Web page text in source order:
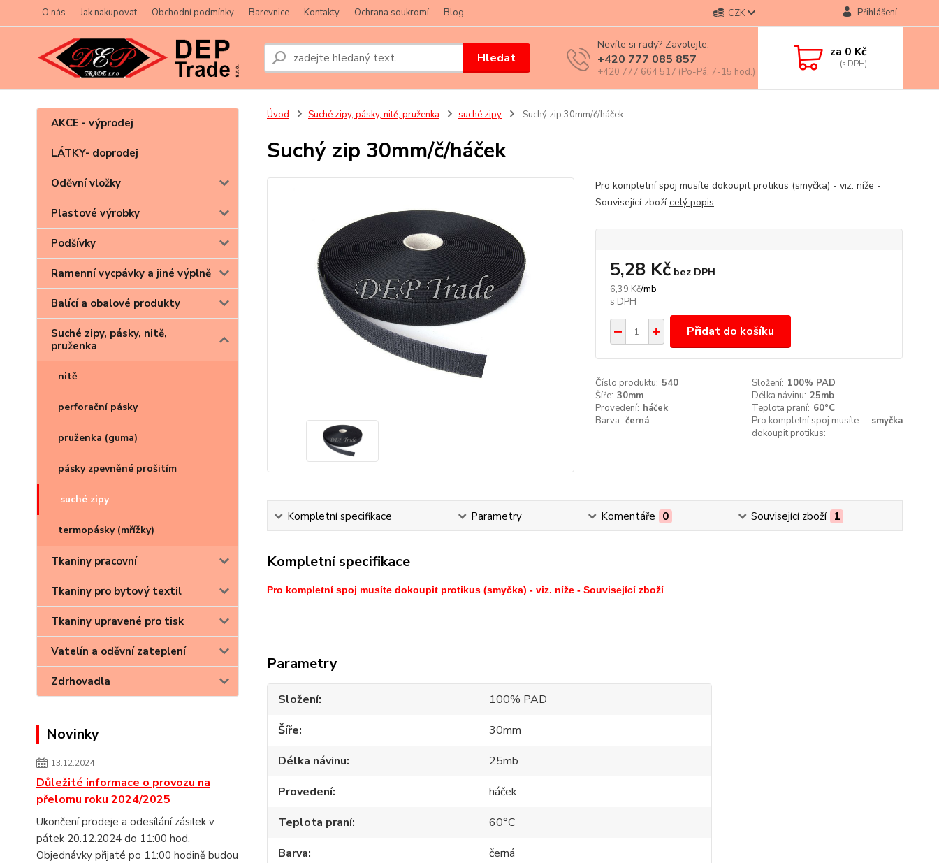
O nás Jak nakupovat Obchodní podmínky Barevnice Kontakty Ochrana soukromí Blog CZK Přihlášení
Hledat
Nevíte si rady? Zavolejte.
+420 777 085 857
+420 777 664 517 (Po-Pá, 7-15 hod.)
za 0 Kč
AKCE - výprodej
LÁTKY- doprodej
Oděvní vložky
Plastové výrobky
Podšívky
Ramenní vycpávky a jiné výplně
Balící a obalové produkty
Suché zipy, pásky, nitě,
pruženka
nitě
perforační pásky
pruženka (guma)
pásky zpevněné prošitím
suché zipy
termopásky (mřížky)
Tkaniny pracovní
Tkaniny pro bytový textil
Tkaniny upravené pro tisk
Vatelín a oděvní zateplení
Zdrhovadla
Novinky
13.12.2024
Důležité informace o provozu na
přelomu roku 2024/2025
Ukončení prodeje a odesílání zásilek v
pátek 20.12.2024 do 11:00 hod.
Objednávky přijaté po 11:00 hodině budou
Úvod Suché zipy, pásky, nitě, pruženka suché zipy Suchý zip 30mm/č/háček
Suchý zip 30mm/č/háček
Pro kompletní spoj musíte dokoupit protikus (smyčka) - viz. níže -
Související zbožícelý popis
6,39 Kč/mb
5,28 Kč bez DPH
Přidat do košíku
Číslo produktu: 540 Složení: 100% PAD
Šíře: 30mm Délka návinu: 25mb
Provedení: háček Teplota praní: 60°C
Barva: černá
Pro kompletní spoj musíte
dokoupit protikus:
smyčka
Kompletní specifikace Parametry Komentáře 0 Související zboží 1
Kompletní specifikace
Pro kompletní spoj musíte dokoupit protikus (smyčka) - viz. níže - Související zboží
Parametry
Složení
100% PAD
Šíře
30mm
Délka návinu
25mb
Provedení
háček
Teplota praní
60°C
Barva
černá